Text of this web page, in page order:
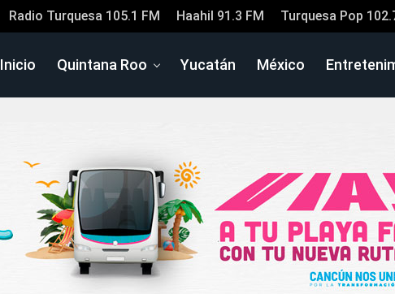
Radio Turquesa 105.1 FM Haahil 91.3 FM Turquesa Pop
Inicio Quintana Roo Yucatán México